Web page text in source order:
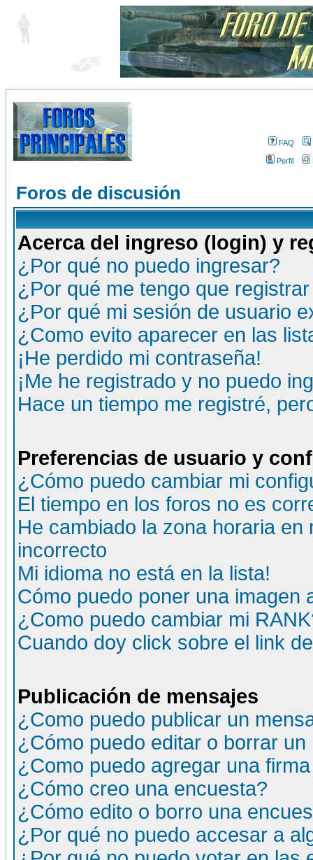
FAQ
Perfil
Foros de discusión
Acerca del ingreso (login) y
¿Por qué no puedo ingresar?
¿Por qué me tengo que
¿Por qué mi sesión de usuario
¿Como evito aparecer en las
¡He perdido mi contraseña!
¡Me he registrado y no puedo
Hace un tiempo me registré,
Preferencias de usuario y
¿Cómo puedo cambiar mi
El tiempo en los foros no es
He cambiado la zona horaria
incorrecto
Mi idioma no está en la lista!
Cómo puedo poner una imagen
¿Como puedo cambiar mi
Cuando doy click sobre el link
Publicación de mensajes
¿Como puedo publicar un
¿Cómo puedo editar o borrar un
¿Como puedo agregar una
¿Cómo creo una encuesta?
¿Cómo edito o borro una
¿Por qué no puedo accesar a